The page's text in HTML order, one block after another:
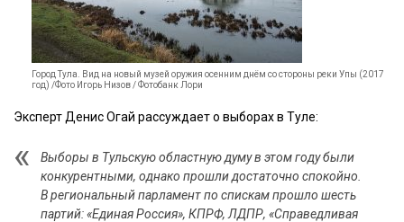
Город Тула. Вид на новый музей оружия осенним днём со стороны реки Упы (2017
год) /Фото Игорь Низов / Фотобанк Лори
Эксперт Денис Огай рассуждает о выборах в Туле:
Выборы в Тульскую областную думу в этом году были
конкурентными, однако прошли достаточно спокойно.
В региональный парламент по спискам прошло шесть
партий: «Единая Россия», КПРФ, ЛДПР, «Справедливая